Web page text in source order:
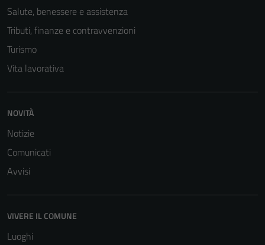
Salute, benessere e assistenza
Tributi, finanze e contravvenzioni
Turismo
Vita lavorativa
NOVITÀ
Notizie
Comunicati
Avvisi
VIVERE IL COMUNE
Luoghi